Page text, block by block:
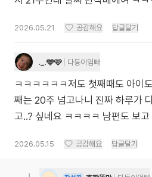
2026.05.21 공감해요 답글달기
._.🩵🩷 다둥이엄빠
ㅋㅋㅋㅋㅋㅋ저도 첫째때도 아이
째는 20주 넘고나니 진짜 하루가
고..? 싶네요 ㅋㅋㅋㅋ 남편도 보
2026.05.15 공감해요 답글달기